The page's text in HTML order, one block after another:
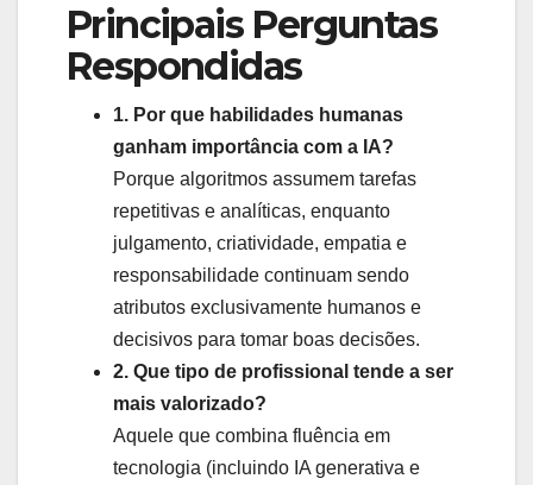
Principais Perguntas
Respondidas
1. Por que habilidades humanas
ganham importância com a IA?
Porque algoritmos assumem tarefas
repetitivas e analíticas, enquanto
julgamento, criatividade, empatia e
responsabilidade continuam sendo
atributos exclusivamente humanos e
decisivos para tomar boas decisões.
2. Que tipo de profissional tende a ser
mais valorizado?
Aquele que combina fluência em
tecnologia (incluindo IA generativa e